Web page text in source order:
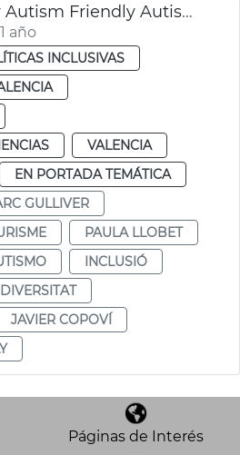
Parque Gulliver Autism Friendly Autismo València
año
INCLUSIVAS
VALENCIA
EN PORTADA TEMÁTICA
GULLIVER
PAULA LLOBET
INCLUSIÓ
DIVERSITAT
JAVIER COPOVÍ
Páginas de Interés